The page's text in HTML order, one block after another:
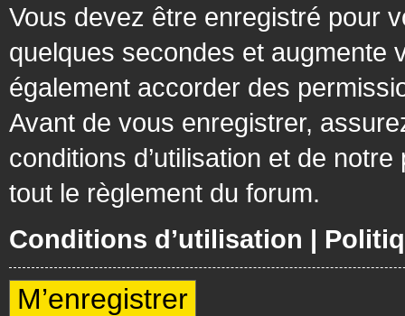
Vous devez être enregistré pour
quelques secondes et augmente
également accorder des
Avant de vous enregistrer,
conditions d’utilisation et de
tout le règlement du forum.
Conditions d’utilisation |
M’enregistrer